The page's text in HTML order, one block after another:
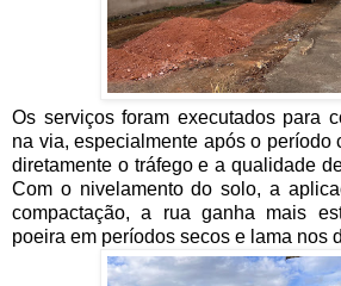
Os serviços foram executados para
na via, especialmente após o período
diretamente o tráfego e a qualidade
Com o nivelamento do solo, a
compactação, a rua ganha mais
poeira em períodos secos e lama nos